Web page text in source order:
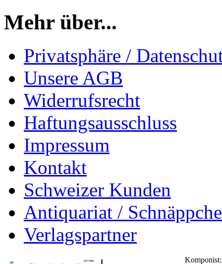
Mehr über...
Privatsphäre /
Unsere AGB
Widerrufsrecht
Haftungsausschluss
Impressum
Kontakt
Schweizer Kunden
Antiquariat /
Verlagspartner
Komponist: